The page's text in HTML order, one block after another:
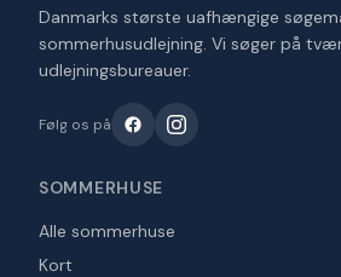
Danmarks største uafhængige
sommerhusudlejning. Vi søger på
udlejningsbureauer.
Følg os på
SOMMERHUSE
Alle sommerhuse
Kort